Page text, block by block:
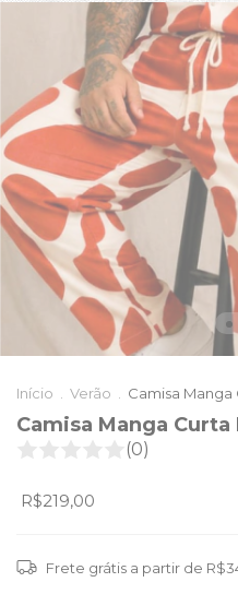
Início Verão Camisa
Camisa Manga
(0)
R$219,00
Frete grátis a partir de